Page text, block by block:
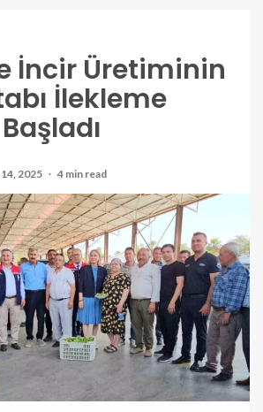
İncir Üretiminin
İlekleme
2025 4 min read